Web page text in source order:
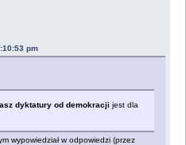
pm
dyktatury od demokracjijest dla
wypowiedział w odpowiedzi (przez